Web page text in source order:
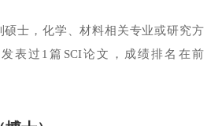
硕士，化学、材料相关专业或研究方
表过1篇SCI论文，成绩排名在前